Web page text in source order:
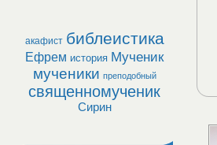
акафист библеистика
Ефрем история Мученик
мученики преподобный
священномученик
Сирин